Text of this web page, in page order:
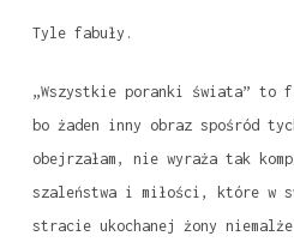
Tyle fabuły.
„Wszystkie poranki świata” to
bo żaden inny obraz spośród
obejrzałam, nie wyraża tak
szaleństwa i miłości, które w
stracie ukochanej żony